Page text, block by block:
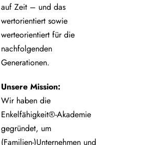
auf Zeit – und das
wertorientiert sowie
werteorientiert für die
nachfolgenden
Generationen.
Unsere Mission:
Wir haben die
Enkelfähigkeit®-Akademie
gegründet, um
(Familien-)Unternehmen und